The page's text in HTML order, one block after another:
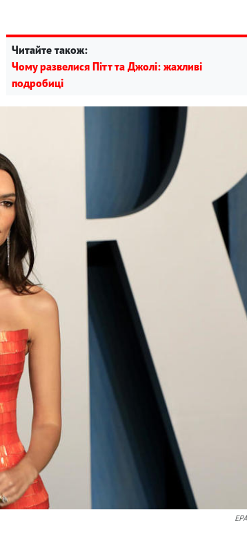
Читайте також:
Чому развелися Пітт та Джолі: жахливі
подробиці
EPA